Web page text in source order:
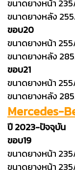
ขนาดยางหน้า
ขนาดยางหลัง
ขอบ20
ขนาดยางหน้า
ขนาดยางหลัง
ขอบ21
ขนาดยางหน้า
ขนาดยางหลัง
Mercedes-
ปี 2023-ปัจจุบัน
ขอบ19
ขนาดยางหน้า
ขนาดยางหน้า